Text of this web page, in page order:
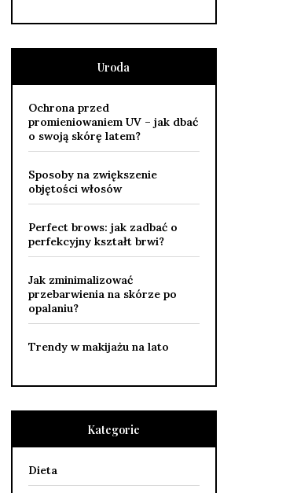
Uroda
Ochrona przed
promieniowaniem UV – jak dbać
o swoją skórę latem?
Sposoby na zwiększenie
objętości włosów
Perfect brows: jak zadbać o
perfekcyjny kształt brwi?
Jak zminimalizować
przebarwienia na skórze po
opalaniu?
Trendy w makijażu na lato
Kategorie
Dieta